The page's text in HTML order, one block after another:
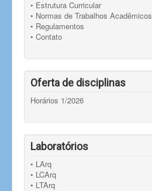
• Estrutura Curricular
• Normas de Trabalhos Acadêmicos
• Regulamentos
• Contato
Oferta de disciplinas
Horários 1/2026
Laboratórios
• LArq
• LCArq
• LTArq